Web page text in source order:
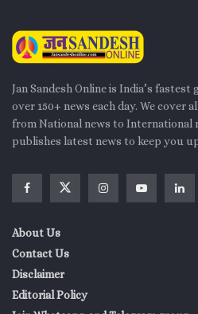
Jan Sandesh Online is India’s
over 150+ news each day. We cover
from National news to International
publishes latest news to keep you
About Us
Contact Us
Disclaimer
Editorial Policy